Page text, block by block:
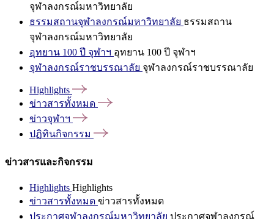
จุฬาลงกรณ์มหาวิทยาลัย
ธรรมสถานจุฬาลงกรณ์มหาวิทยาลัย ธรรมสถาน
จุฬาลงกรณ์มหาวิทยาลัย
อุทยาน 100 ปี จุฬาฯ อุทยาน 100 ปี จุฬาฯ
จุฬาลงกรณ์ราชบรรณาลัย จุฬาลงกรณ์ราชบรรณาลัย
Highlights
ข่าวสารทั้งหมด
ข่าวจุฬาฯ
ปฏิทินกิจกรรม
ข่าวสารและกิจกรรม
Highlights Highlights
ข่าวสารทั้งหมด ข่าวสารทั้งหมด
ประกาศจุฬาลงกรณ์มหาวิทยาลัย ประกาศจุฬาลงกรณ์